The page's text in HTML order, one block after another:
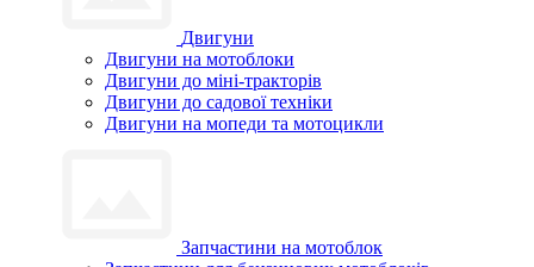
Двигуни
Двигуни на мотоблоки
Двигуни до міні-тракторів
Двигуни до садової техніки
Двигуни на мопеди та мотоцикли
Запчастини на мотоблок